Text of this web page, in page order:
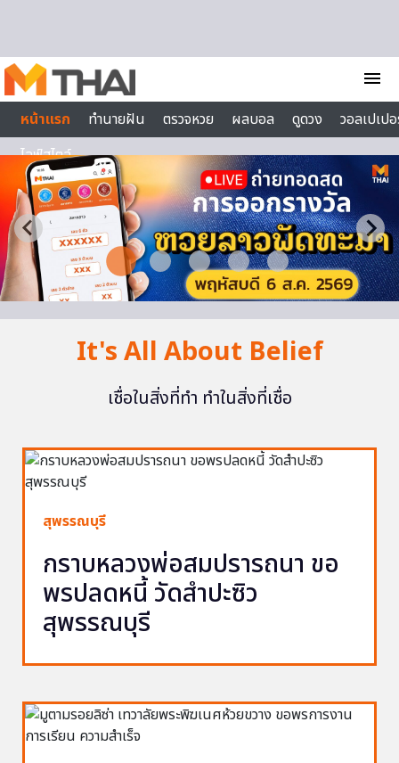
menu
หน้าแรก
ทำนายฝัน ตรวจหวย ผลบอล ดูดวง
วอลเปเป
ไลฟ์สไตล์
It's All About Belief
เชื่อในสิ่งที่ทำ ทำในสิ่งที่เชื่อ
สุพรรณบุรี
กราบหลวงพ่อสมปรารถนา ขอ
พรปลดหนี้ วัดสำปะซิว
สุพรรณบุรี